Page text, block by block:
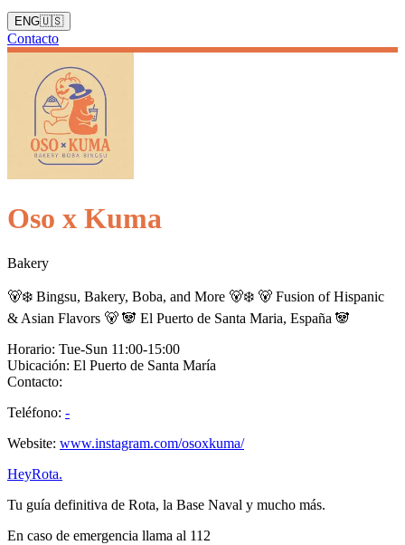
ENG🇺🇸
Contacto
Oso x Kuma
Bakery
🐻‍❄️ Bingsu, Bakery, Boba, and More 🐻‍❄️ 🐻 Fusion of Hispanic
& Asian Flavors 🐻 🐼 El Puerto de Santa Maria, España 🐼
Horario: Tue-Sun 11:00-15:00
Ubicación: El Puerto de Santa María
Contacto:
Teléfono: -
Website: www.instagram.com/osoxkuma/
HeyRota.
Tu guía definitiva de Rota, la Base Naval y mucho más.
En caso de emergencia llama al 112